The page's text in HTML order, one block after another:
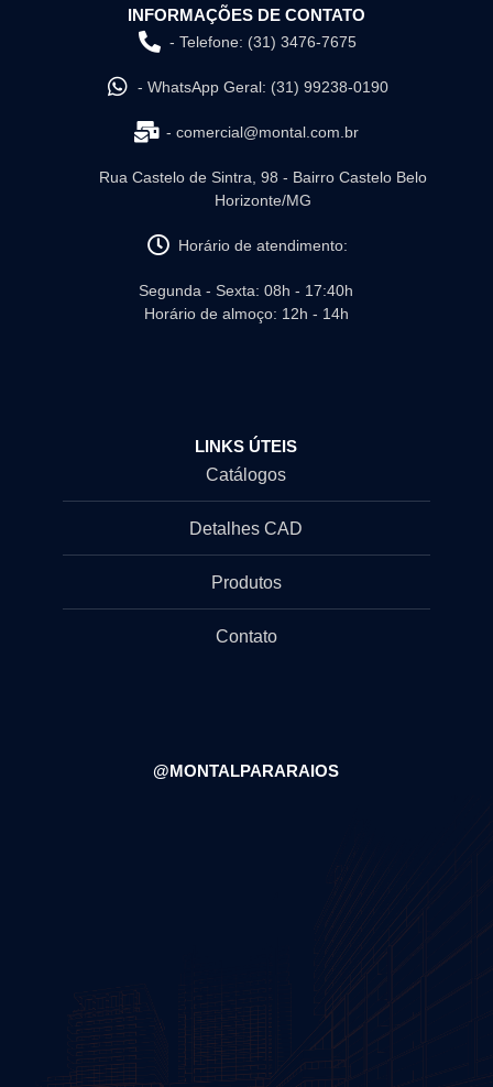
INFORMAÇÕES DE CONTATO
- Telefone: (31) 3476-7675
- WhatsApp Geral: (31) 99238-0190
- comercial@montal.com.br
Rua Castelo de Sintra, 98 - Bairro Castelo Belo
Horizonte/MG
Horário de atendimento:
Segunda - Sexta: 08h - 17:40h
Horário de almoço: 12h - 14h
LINKS ÚTEIS
Catálogos
Detalhes CAD
Produtos
Contato
@MONTALPARARAIOS